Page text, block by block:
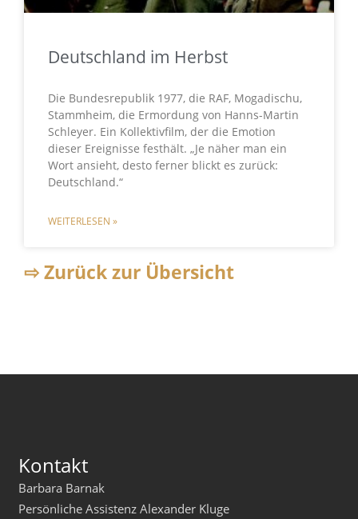
Deutschland im Herbst
Die Bundesrepublik 1977, die RAF, Mogadischu,
Stammheim, die Ermordung von Hanns-Martin
Schleyer. Ein Kollektivfilm, der die Emotion
dieser Ereignisse festhält. „Je näher man ein
Wort ansieht, desto ferner blickt es zurück:
Deutschland.“
WEITERLESEN »
⇨ Zurück zur Übersicht
Kontakt
Barbara Barnak
Persönliche Assistenz Alexander Kluge